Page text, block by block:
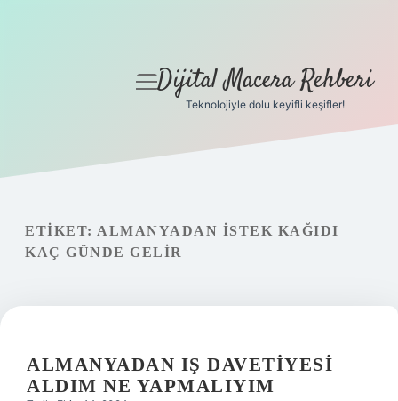
Gizlilik Politikası
Hakkımızda
menüyü
Dijital Macera Rehberi
Teknolojiyle dolu keyifli keşifler!
ETIKET: ALMANYADAN ISTEK KAĞIDI
KAÇ GÜNDE GELIR
ALMANYADAN IŞ DAVETIYESI
ALDIM NE YAPMALIYIM